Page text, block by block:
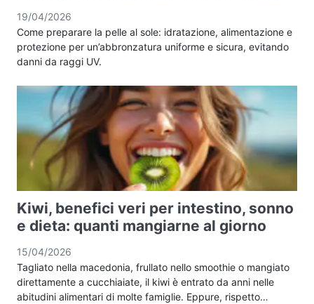
19/04/2026
Come preparare la pelle al sole: idratazione, alimentazione e
protezione per un’abbronzatura uniforme e sicura, evitando
danni da raggi UV.
Kiwi, benefici veri per intestino, sonno
e dieta: quanti mangiarne al giorno
15/04/2026
Tagliato nella macedonia, frullato nello smoothie o mangiato
direttamente a cucchiaiate, il kiwi è entrato da anni nelle
abitudini alimentari di molte famiglie. Eppure, rispetto…